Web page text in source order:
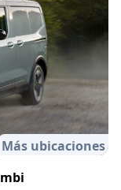
Más ubicaciones